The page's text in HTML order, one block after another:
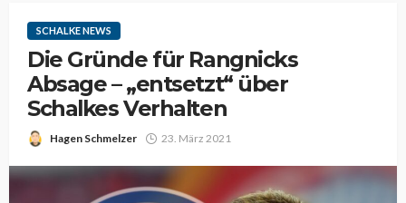
SCHALKE NEWS
Die Gründe für Rangnicks
Absage – „entsetzt“ über
Schalkes Verhalten
Hagen Schmelzer 23. März 2021